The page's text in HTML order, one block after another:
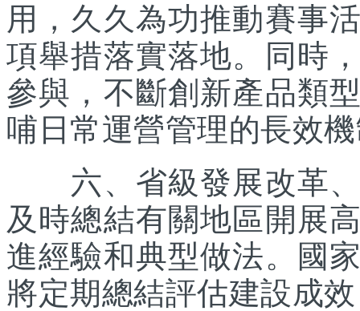
用，久久為功推動賽事
項舉措落實落地。同時
參與，不斷創新產品類
哺日常運營管理的長效
六、省級發展改革、
及時總結有關地區開展
進經驗和典型做法。國
將定期總結評估建設成